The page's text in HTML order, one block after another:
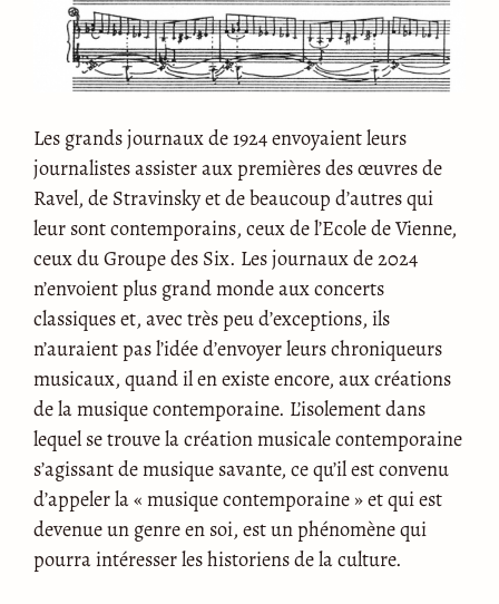
Les grands journaux de 1924 envoyaient leurs
journalistes assister aux premières des œuvres de
Ravel, de Stravinsky et de beaucoup d’autres qui
leur sont contemporains, ceux de l’Ecole de Vienne,
ceux du Groupe des Six. Les journaux de 2024
n’envoient plus grand monde aux concerts
classiques et, avec très peu d’exceptions, ils
n’auraient pas l’idée d’envoyer leurs chroniqueurs
musicaux, quand il en existe encore, aux créations
de la musique contemporaine. L’isolement dans
lequel se trouve la création musicale contemporaine
s’agissant de musique savante, ce qu’il est convenu
d’appeler la « musique contemporaine » et qui est
devenue un genre en soi, est un phénomène qui
pourra intéresser les historiens de la culture.